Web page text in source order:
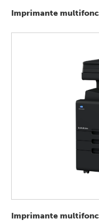
Imprimante
Imprimante